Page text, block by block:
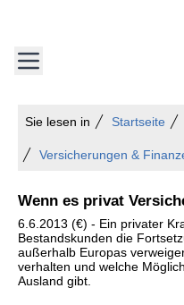
Sie lesen in Startseite
Versicherungen &
Wenn es privat
6.6.2013 (€) - Ein privater
Bestandskunden die
außerhalb Europas
verhalten und welche
Ausland gibt.